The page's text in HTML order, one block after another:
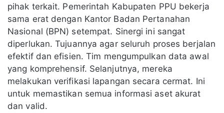
pihak terkait. Pemerintah Kabupaten PPU bekerja
sama erat dengan Kantor Badan Pertanahan
Nasional (BPN) setempat. Sinergi ini sangat
diperlukan. Tujuannya agar seluruh proses berjalan
efektif dan efisien. Tim mengumpulkan data awal
yang komprehensif. Selanjutnya, mereka
melakukan verifikasi lapangan secara cermat. Ini
untuk memastikan semua informasi aset akurat
dan valid.